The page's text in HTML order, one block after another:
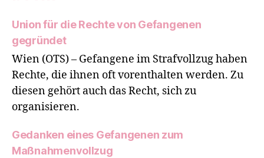
Union für die Rechte von Gefangenen
gegründet
Wien (OTS) – Gefangene im Strafvollzug haben
Rechte, die ihnen oft vorenthalten werden. Zu
diesen gehört auch das Recht, sich zu
organisieren.
Gedanken eines Gefangenen zum
Maßnahmenvollzug